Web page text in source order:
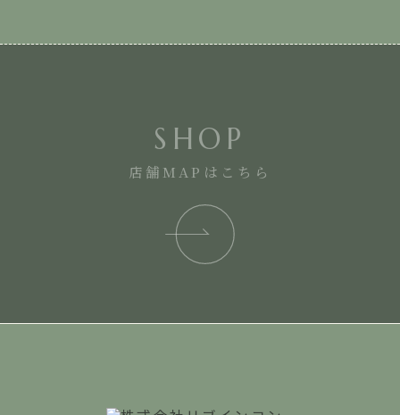
SHOP
店舗MAPはこちら